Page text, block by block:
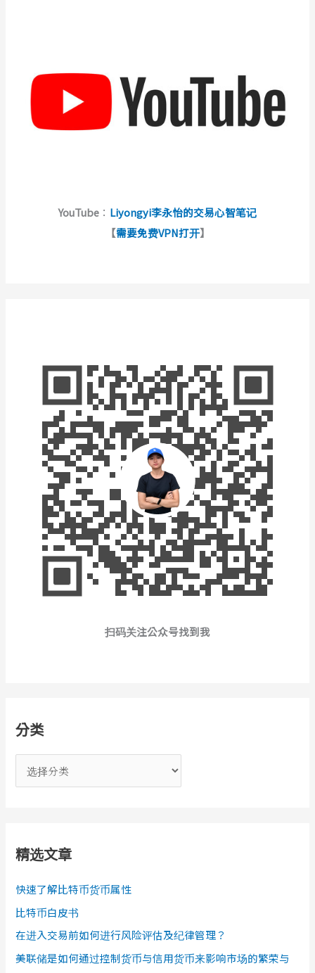
YouTube ： Liyongyi李永怡的交易心智笔记
【需要免费VPN打开】
扫码关注公众号找到我
分类
类
精选文章
快速了解比特币货币属性
比特币白皮书
在进入交易前如何进行风险评估及纪律管理？
美联储是如何通过控制货币与信用货币来影响市场的繁荣与